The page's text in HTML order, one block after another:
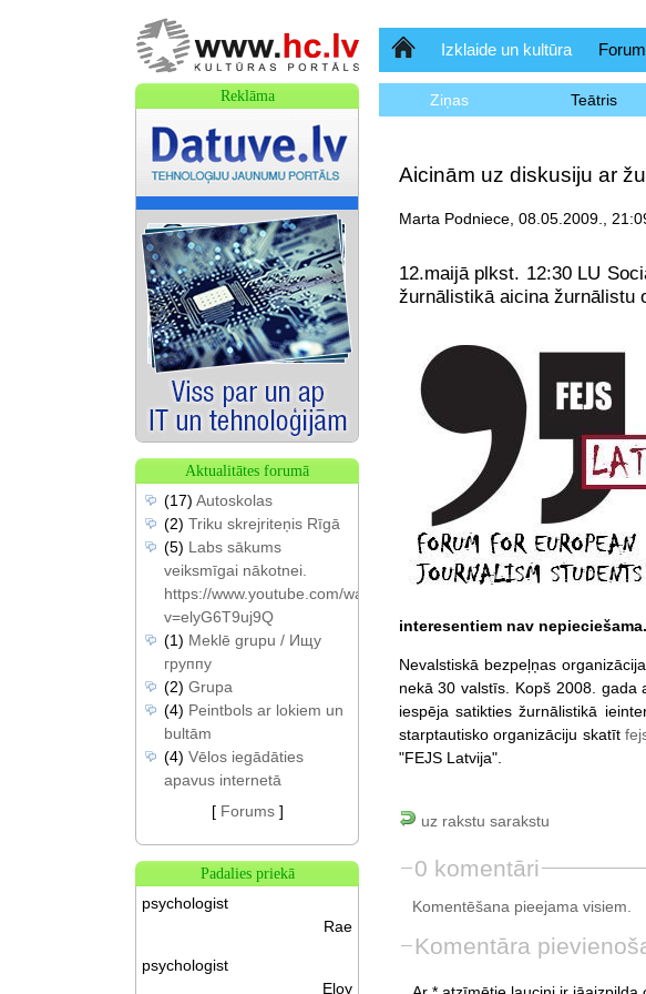
SākumlapaIzklaide un kultūra
Ziņas Teātris
Aicinām uz diskusiju ar
Marta Podniece, 08.05.2009.,
12.maijā plkst. 12:30 LU
žurnālistikā aicina žurnālistu
interesentiem nav nepieciešama.
Nevalstiskā bezpeļņas
nekā 30 valstīs. Kopš 2008.
iespēja satikties žurnālistikā
starptautisko organizāciju skatīt
"FEJS Latvija".
uz rakstu sarakstu
0 komentāri
Komentēšana pieejama visiem.
Komentāra
Reklāma
Aktualitātes forumā
(17) Autoskolas
(2) Triku skrejriteņis Rīgā
(5) Labs sākums
veiksmīgai nākotnei.
https://www.youtube.com/watch?
v=elyG6T9uj9Q
(1) Meklē grupu / Ищу
группу
(2) Grupa
(4) Peintbols ar lokiem un
bultām
(4) Vēlos iegādāties
apavus internetā
[ Forums]
Padalies priekā
psychologist
Rae
psychologist
Eloy